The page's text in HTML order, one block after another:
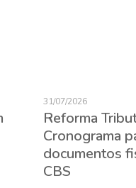
31/07/2026
Reforma
Cronograma
documentos
CBS